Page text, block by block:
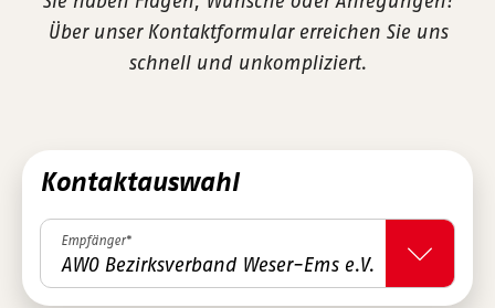
Über unser Kontaktformular erreichen Sie uns
schnell und unkompliziert.
Kontaktauswahl
Empfänger*
AWO Bezirksverband Weser-Ems e.V.